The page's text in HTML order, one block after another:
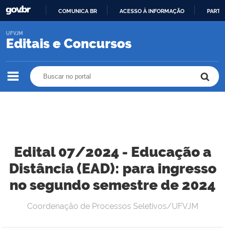
O
COMUNICA BR ACESSO À INFORMAÇÃO
Editais e Concursos
UFVJM
Edital 07/2024 - Educação a
Distância (EAD): para ingresso
no segundo semestre de 2024
Coordenação de Processos Seletivos/UFVJM